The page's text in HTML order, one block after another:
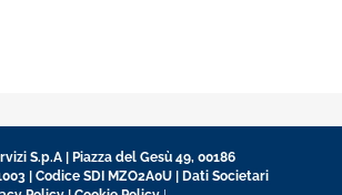
S.p.A | Piazza del Gesù 49, 00186
| Codice SDI MZO2A0U |
Dati Societari